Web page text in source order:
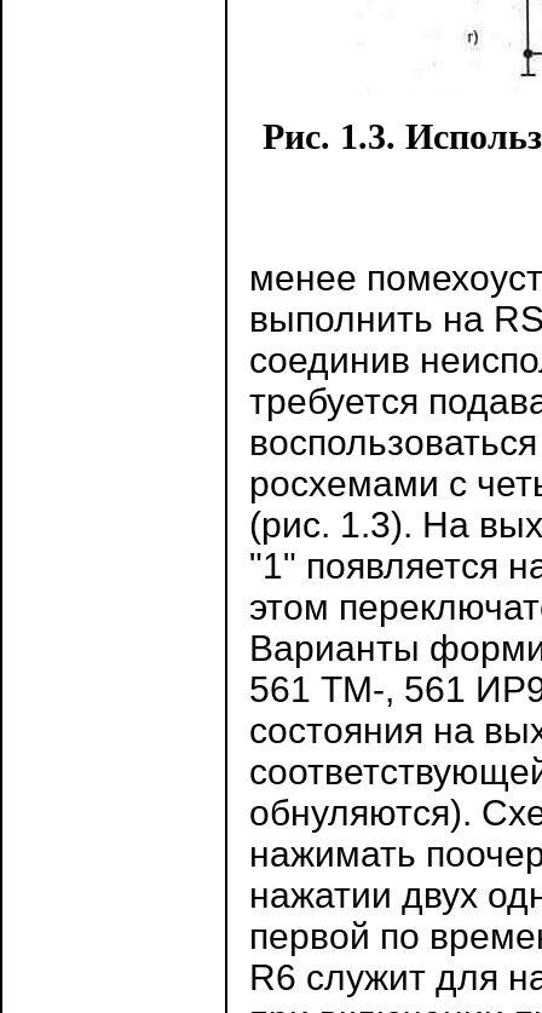
Рис. 1.3.
менее
выполнить на
соединив
требуется
росхемами с
(рис. 1.3). На
"1" появляется
этом
Варианты
561 ТМ-, 561
coстояния на
обнуляются).
нажимать
нажатии двух
первой по
R6 служит для